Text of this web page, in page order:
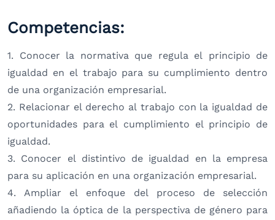
Competencias:
1. Conocer la normativa que regula el principio de
igualdad en el trabajo para su cumplimiento dentro
de una organización empresarial.
2. Relacionar el derecho al trabajo con la igualdad de
oportunidades para el cumplimiento el principio de
igualdad.
3. Conocer el distintivo de igualdad en la empresa
para su aplicación en una organización empresarial.
4. Ampliar el enfoque del proceso de selección
añadiendo la óptica de la perspectiva de género para